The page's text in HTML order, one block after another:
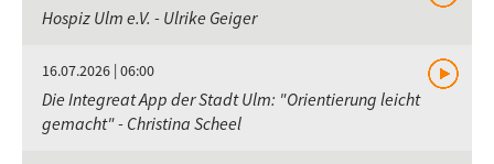
Hospiz Ulm e.V. - Ulrike Geiger
16.07.2026 | 06:00
Die Integreat App der Stadt Ulm: "Orientierung leicht
gemacht" - Christina Scheel